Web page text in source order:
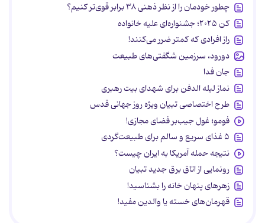
چطور خودمان را از نظر ذهنی ۳۸ برابر قوی‌تر کنیم؟
کن ۲۰۲۵؛ جشنواره‌ای علیه خانواده
راز افرادی که کمتر ضرر می‌کنند!
دورود، سرزمین شگفتی‌های طبیعت
جان فدا
نماز لیله الدفن برای شهدای بیت رهبری
طرح اختصاصی تبیان ویژه روز جهانی قدس
فومو؛ غول جیب‌بر فضای مجازی!
۵ غذای سریع و سالم برای طبیعت‌گردی
نتیجه حمله آمریکا به ایران چیست؟
رونمایی از اتاق برق جدید تبیان
زهرهای پنهان خانه را بشناسید!
قهرمان‌های خسته یا والدین مفید!